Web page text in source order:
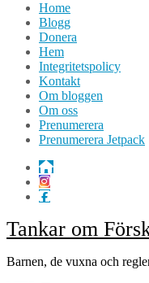
Home
Blogg
Donera
Hem
Integritetspolicy
Kontakt
Om bloggen
Om oss
Prenumerera
Prenumerera Jetpack
Tankar om
Barnen, de vuxna och